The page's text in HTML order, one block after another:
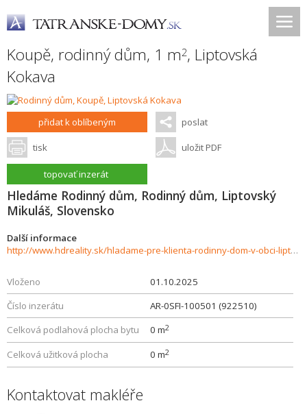
Koupě, rodinný dům, 1 m2, Liptovská
Kokava
přidat k oblíbeným poslat
tisk uložit PDF
topovať inzerát
Hledáme Rodinný dům, Rodinný dům, Liptovský
Mikuláš, Slovensko
Další informace
http://www.hdreality.sk/hladame-pre-klienta-rodinny-dom-v-obci-liptovska-kokava-937309
Vloženo
01.10.2025
Číslo inzerátu
AR-0SFI-100501 (922510)
Celková podlahová plocha bytu
0 m2
Celková užitková plocha 0 m2
Kontaktovat makléře